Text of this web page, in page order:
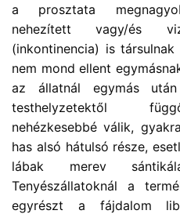
a prosztata
nehezített vagy/és
(inkontinencia) is
nem mond ellent
az állatnál egymás
testhelyzetektől
nehézkesebbé válik,
has alsó hátulsó része,
lábak merev
Tenyészállatoknál a
egyrészt a fájdalom